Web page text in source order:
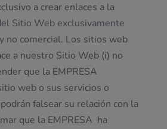
a crear enlaces a la
Sitio Web exclusivamente
no comercial. Los sitios web
a nuestro Sitio Web (i) no
que la EMPRESA
web o sus servicios o
falsear su relación con la
que la EMPRESA ha